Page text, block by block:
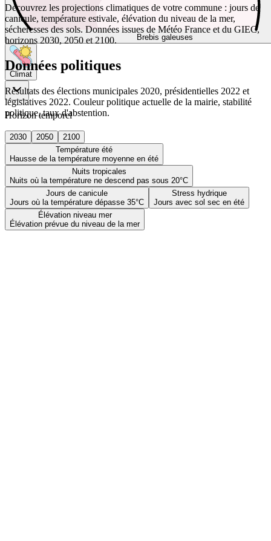
Brebis galeuses
Climat
Horizon temporel
2030 2050
2100
Température été
Hausse de la température moyenne en été
Nuits tropicales
Nuits où la température ne descend pas sous 20°C
Jours de canicule
Jours où la température dépasse 35°C
Stress hydrique
Jours avec sol sec en été
Élévation niveau mer
Élévation prévue du niveau de la mer
Découvrez les projections climatiques de votre commune : jours de
canicule, température estivale, élévation du niveau de la mer,
sécheresses des sols. Données issues de Météo France et du GIEC,
horizons 2030, 2050 et 2100.
Données politiques
Résultats des élections municipales 2020, présidentielles 2022 et
législatives 2022. Couleur politique actuelle de la mairie, stabilité
politique, taux d'abstention.